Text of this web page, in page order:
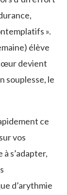
».
élève
devient
souplesse, le
ce
vos
s’adapter,
d’arythmie